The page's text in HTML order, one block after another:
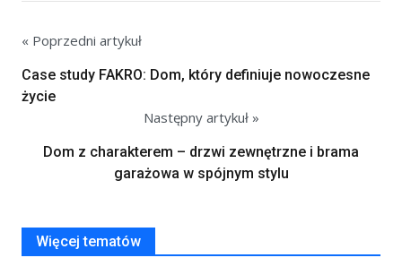
« Poprzedni artykuł
Case study FAKRO: Dom, który definiuje nowoczesne
życie
Następny artykuł »
Dom z charakterem – drzwi zewnętrzne i brama
garażowa w spójnym stylu
Więcej tematów